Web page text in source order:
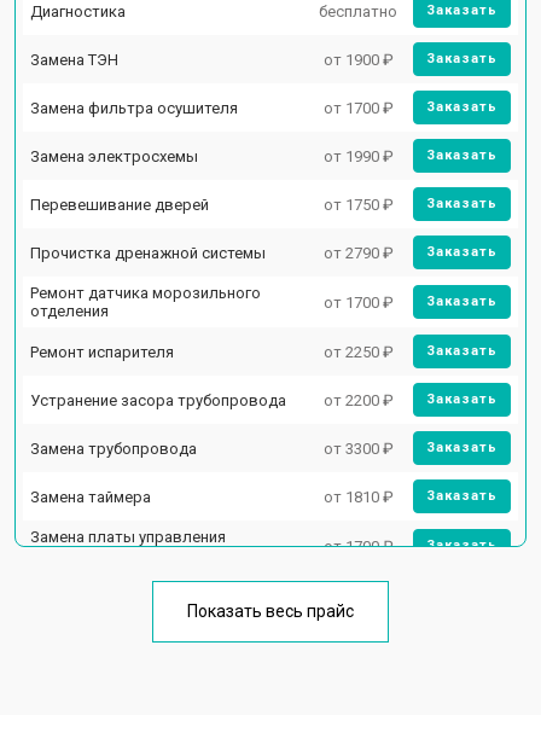
Диагностика бесплатно Заказать
Замена ТЭН от 1900 ₽ Заказать
Замена фильтра осушителя от 1700 ₽ Заказать
Замена электросхемы от 1990 ₽ Заказать
Перевешивание дверей от 1750 ₽ Заказать
Прочистка дренажной системы от 2790 ₽ Заказать
Ремонт датчика морозильного
отделения
от 1700 ₽ Заказать
Ремонт испарителя от 2250 ₽ Заказать
Устранение засора трубопровода от 2200 ₽ Заказать
Замена трубопровода от 3300 ₽ Заказать
Замена таймера от 1810 ₽ Заказать
Замена платы управления
от 1700 ₽ Заказать
Ремонт/замена датчика
Замена термостата от 1700 ₽
Показать весь прайс